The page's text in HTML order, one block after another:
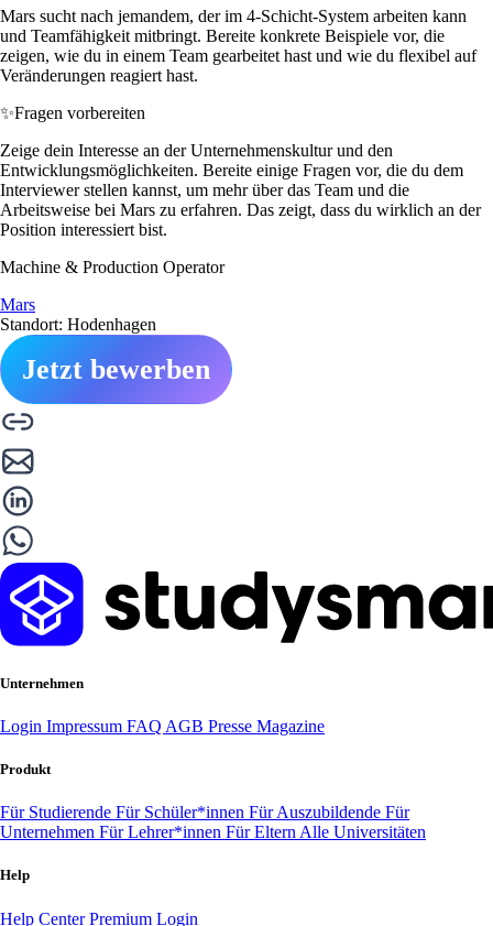
Mars sucht nach jemandem, der im 4-Schicht-System arbeiten kann
und Teamfähigkeit mitbringt. Bereite konkrete Beispiele vor, die
zeigen, wie du in einem Team gearbeitet hast und wie du flexibel auf
Veränderungen reagiert hast.
✨Fragen vorbereiten
Zeige dein Interesse an der Unternehmenskultur und den
Entwicklungsmöglichkeiten. Bereite einige Fragen vor, die du dem
Interviewer stellen kannst, um mehr über das Team und die
Arbeitsweise bei Mars zu erfahren. Das zeigt, dass du wirklich an der
Position interessiert bist.
Machine & Production Operator
Mars
Standort: Hodenhagen
Jetzt bewerben
Unternehmen
Login Impressum FAQ AGB Presse Magazine
Produkt
Für Studierende Für Schüler*innen Für Auszubildende Für
Unternehmen Für Lehrer*innen Für Eltern Alle Universitäten
Help
Help CenterPremium Login